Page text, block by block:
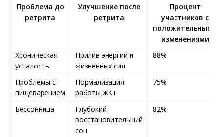
Проблема до
ретрита
Улучшение после
ретрита
Процент
участников с
положительными
изменениями
Хроническая
усталость
Прилив энергии и
жизненных сил
88%
Проблемы с
пищеварением
Нормализация
работы ЖКТ
75%
Бессонница
Глубокий
восстановительный
сон
82%